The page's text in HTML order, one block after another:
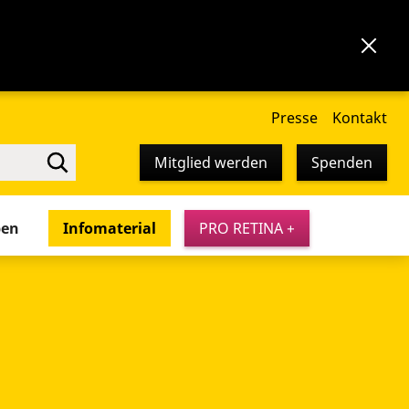
Presse Kontakt
Mitglied werden Spenden
Infomaterial PRO RETINA +